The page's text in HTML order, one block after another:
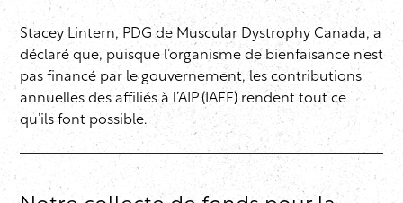
Stacey Lintern, PDG de Muscular Dystrophy Canada, a
déclaré que, puisque l’organisme de bienfaisance n’est
pas financé par le gouvernement, les contributions
annuelles des affiliés à l’AIP (IAFF) rendent tout ce
qu’ils font possible.